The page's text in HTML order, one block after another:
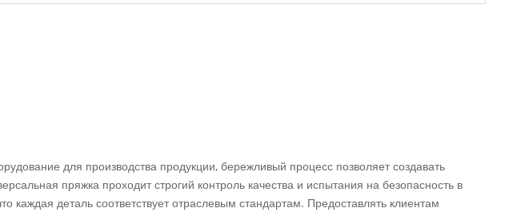
для производства продукции, бережливый процесс позволяет создавать
пряжка проходит строгий контроль качества и испытания на безопасность в
каждая деталь соответствует отраслевым стандартам. Предоставлять клиентам